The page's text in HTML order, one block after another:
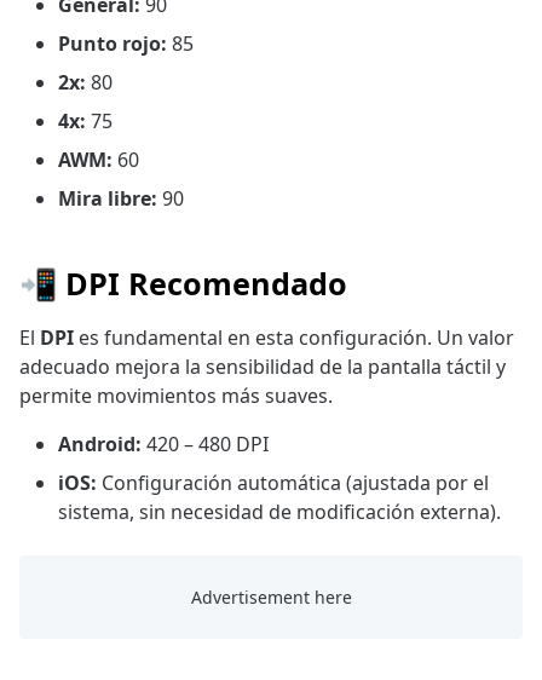
Punto rojo: 85
2x: 80
4x: 75
AWM: 60
Mira libre: 90
📲 DPI Recomendado
El DPI es fundamental en esta configuración. Un valor
adecuado mejora la sensibilidad de la pantalla táctil y
permite movimientos más suaves.
Android: 420 – 480 DPI
iOS: Configuración automática (ajustada por el
sistema, sin necesidad de modificación externa).